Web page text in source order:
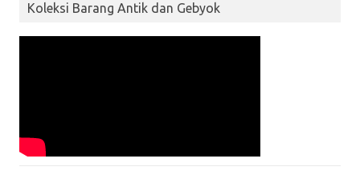
Koleksi Barang Antik dan Gebyok